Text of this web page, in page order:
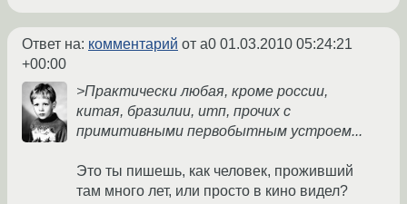
Ответ на: комментарий от a0 01.03.2010 05:24:21
+00:00
>Практически любая, кроме россии,
китая, бразилии, итп, прочих с
примитивными первобытным устроем...
Это ты пишешь, как человек, проживший
там много лет, или просто в кино видел?